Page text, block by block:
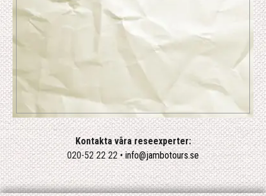
Kontakta våra reseexperter:
020-52 22 22 •info@jambotours.se